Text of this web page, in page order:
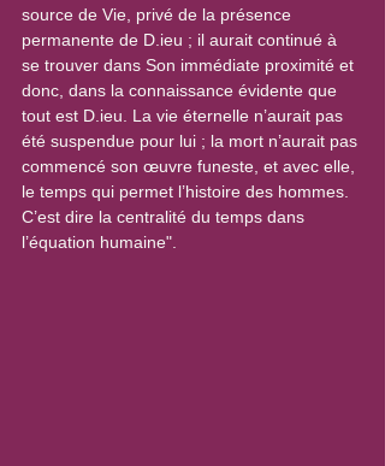
source de Vie, privé de la présence
permanente de D.ieu ; il aurait continué à
se trouver dans Son immédiate proximité et
donc, dans la connaissance évidente que
tout est D.ieu. La vie éternelle n’aurait pas
été suspendue pour lui ; la mort n’aurait pas
commencé son œuvre funeste, et avec elle,
le temps qui permet l’histoire des hommes.
C’est dire la centralité du temps dans
l’équation humaine".